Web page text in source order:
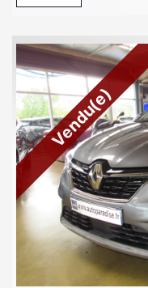
Vendu(e)